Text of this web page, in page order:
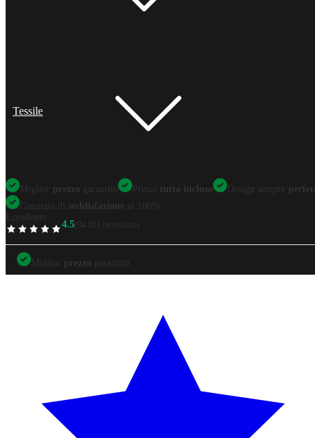
Tessile
Miglior prezzo garantito Prezzi tutto incluso Design sempre
Garanzia di soddisfazione al 100%
Eccellente
TrustScore
4.5 (34.101 recensioni)
Miglior
Prezzi tutto incluso
Miglior prezzo garantito